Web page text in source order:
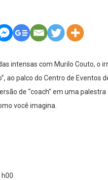
intensas com Murilo Couto, o
ao palco do Centro de Eventos
de “coach” em uma
você imagina.